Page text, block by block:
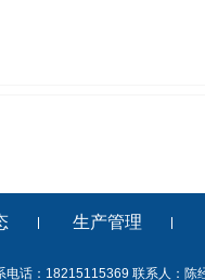
生产管理
电话：18215115369 联系人：陈